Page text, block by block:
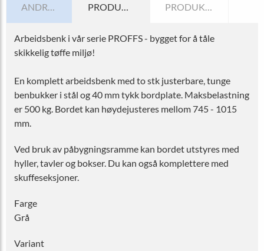
ANDRE VARIANTER PRODUKTINFORMATION PRODUKTSPECIFIKATION
Arbeidsbenk i vår serie PROFFS - bygget for å tåle
skikkelig tøffe miljø!
En komplett arbeidsbenk med to stk justerbare, tunge
benbukker i stål og 40 mm tykk bordplate. Maksbelastning
er 500 kg. Bordet kan høydejusteres mellom 745 - 1015
mm.
Ved bruk av påbygningsramme kan bordet utstyres med
hyller, tavler og bokser. Du kan også komplettere med
skuffeseksjoner.
Farge
Grå
Variant